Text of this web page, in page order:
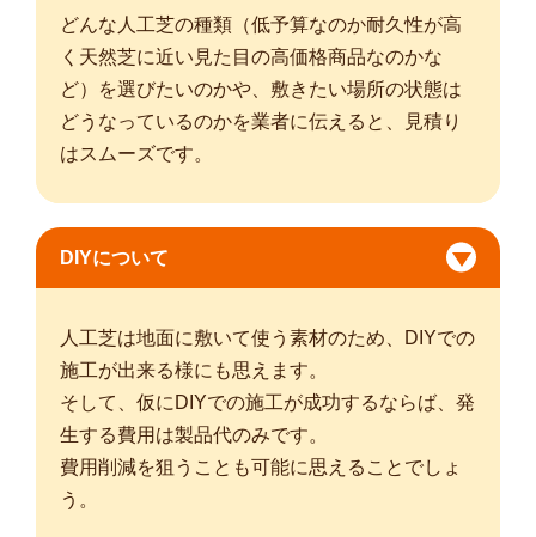
どんな人工芝の種類（低予算なのか耐久性が高
く天然芝に近い見た目の高価格商品なのかな
ど）を選びたいのかや、敷きたい場所の状態は
どうなっているのかを業者に伝えると、見積り
はスムーズです。
DIYについて
人工芝は地面に敷いて使う素材のため、DIYでの
施工が出来る様にも思えます。
そして、仮にDIYでの施工が成功するならば、発
生する費用は製品代のみです。
費用削減を狙うことも可能に思えることでしょ
う。